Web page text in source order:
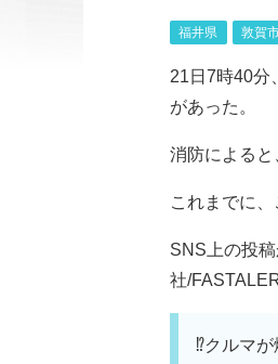
福井県 敦賀
21日7時40分
があった。
消防によると
これまでに
SNS上の投
社/
⁉️クルマが